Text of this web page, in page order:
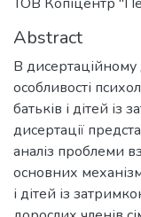
Abstract
В дисертаційному
особливості
батьків і дітей із
дисертації
аналіз проблеми
основних
і дітей із